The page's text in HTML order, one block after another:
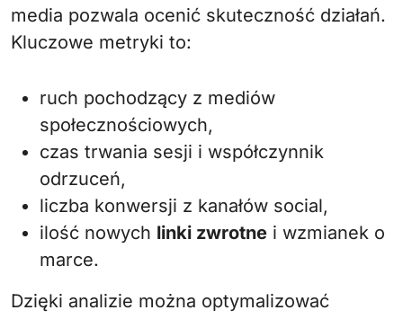
media pozwala ocenić skuteczność działań.
Kluczowe metryki to:
ruch pochodzący z mediów
społecznościowych,
czas trwania sesji i współczynnik
odrzuceń,
liczba konwersji z kanałów social,
ilość nowych linki zwrotne i wzmianek o
marce.
Dzięki analizie można optymalizować